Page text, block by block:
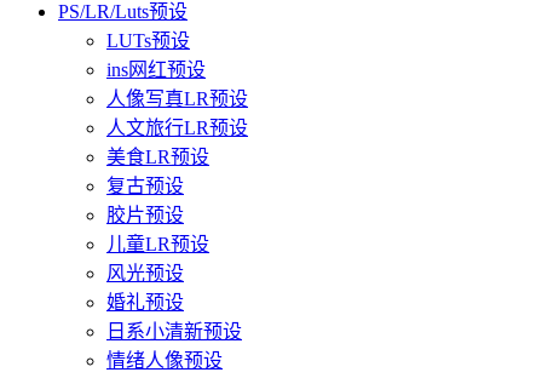
PS/LR/Luts预设
LUTs预设
ins网红预设
人像写真LR预设
人文旅行LR预设
美食LR预设
复古预设
胶片预设
儿童LR预设
风光预设
婚礼预设
日系小清新预设
情绪人像预设